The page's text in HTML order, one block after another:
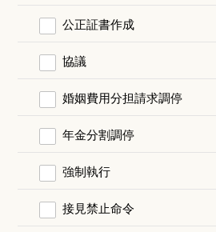
公正証書作成
協議
婚姻費用分担請求調停
年金分割調停
強制執行
接見禁止命令